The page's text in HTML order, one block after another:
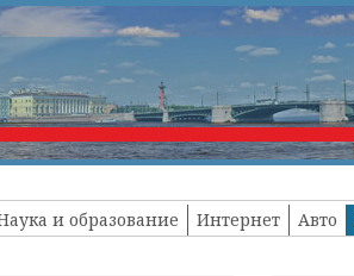
и образование Интернет Авто